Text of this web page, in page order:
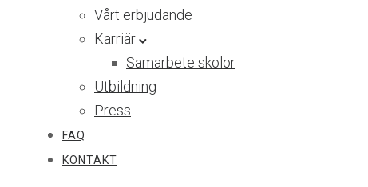
Vårt erbjudande
Karriär
Samarbete skolor
Utbildning
Press
FAQ
KONTAKT